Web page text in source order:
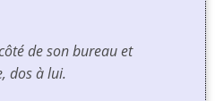
de son bureau et
dos à lui.